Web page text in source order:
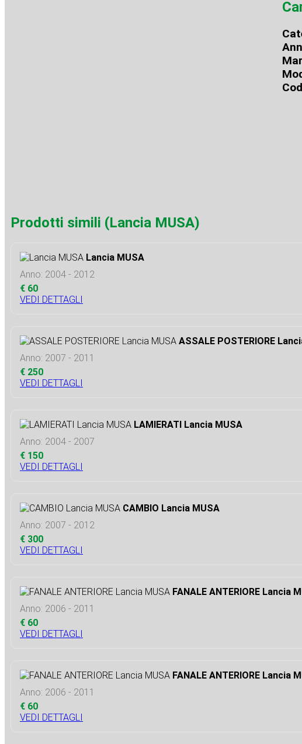
Prodotti simili (Lancia MUSA)
Lancia MUSA
Anno: 2004 - 2012
€ 60
VEDI DETTAGLI
ASSALE POSTERIORE
Anno: 2007 - 2011
€ 250
VEDI DETTAGLI
LAMIERATI Lancia MUSA
Anno: 2004 - 2007
€ 150
VEDI DETTAGLI
CAMBIO Lancia MUSA
Anno: 2007 - 2012
€ 300
VEDI DETTAGLI
FANALE ANTERIORE Lancia
Anno: 2006 - 2011
€ 60
VEDI DETTAGLI
FANALE ANTERIORE Lancia
Anno: 2006 - 2011
€ 60
VEDI DETTAGLI